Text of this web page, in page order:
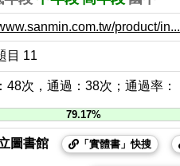
product/
目 11
48次，通過：38次；通過率：
79.17%
圖書館 「實體書」快搜